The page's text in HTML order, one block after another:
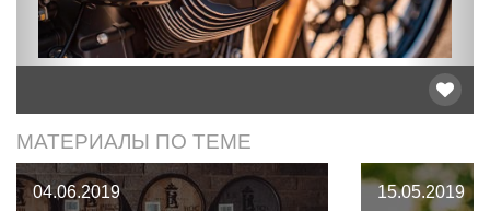
МАТЕРИАЛЫ ПО ТЕМЕ
04.06.2019 15.05.2019